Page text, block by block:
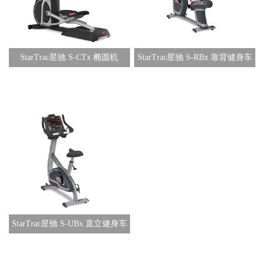
StarTrac星驰 S-CTx 椭圆机 StarTrac星驰 S-RBx 靠背健身车
StarTrac星驰 S-UBx 直立健身车